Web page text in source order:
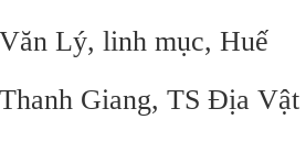
Lý, linh mục, Huế
Giang, TS Địa